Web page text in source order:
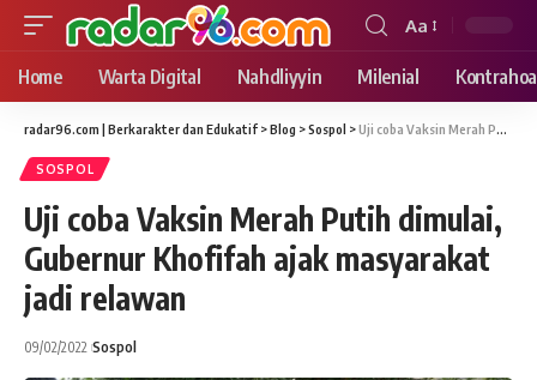
Font
Resizer
Aa
Home Warta Digital Nahdliyyin Milenial
radar96.com | Berkarakter dan Edukatif >Blog >Sospol >Uji coba Vaksin Merah Putih dimulai, Gubernur Khofifah ajak masyarakat jadi relawan
SOSPOL
Uji coba Vaksin Merah Putih dimulai,
Gubernur Khofifah ajak masyarakat
jadi relawan
09/02/2022 Sospol